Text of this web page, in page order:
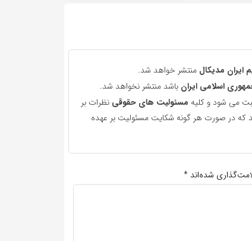
ایران مدیکال منتشر خواهد شد.
اسلامی ایران باشد منتشر نخواهد شد.
می شود و کلیه مسئولیت های حقوقی نظرات بر
که در صورت هر گونه شکایت مسئولیت بر عهده
شده‌اند *